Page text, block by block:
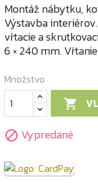
Montáž nábytku,
Výstavba
vŕtacie a
6 × 240 mm.
Množstvo

 Vypredané